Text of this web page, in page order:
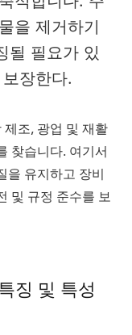
을 제거하기
될 필요가 있
장한다.
제조, 광업 및 재활
찾습니다. 여기서
을 유지하고 장비
및 규정 준수를 보
징 및 특성